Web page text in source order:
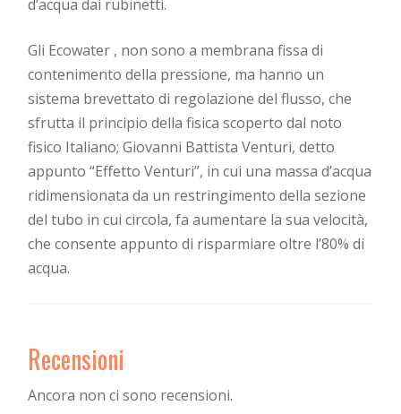
d’acqua dai rubinetti.
Gli Ecowater , non sono a membrana fissa di
contenimento della pressione, ma hanno un
sistema brevettato di regolazione del flusso, che
sfrutta il principio della fisica scoperto dal noto
fisico Italiano; Giovanni Battista Venturi, detto
appunto “Effetto Venturi”, in cui una massa d’acqua
ridimensionata da un restringimento della sezione
del tubo in cui circola, fa aumentare la sua velocità,
che consente appunto di risparmiare oltre l’80% di
acqua.
Recensioni
Ancora non ci sono recensioni.